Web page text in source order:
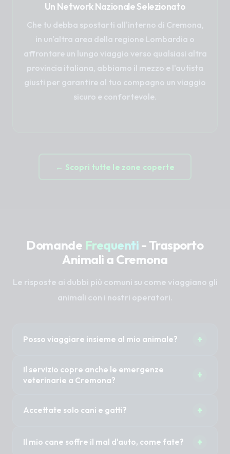
Un Network Nazionale Selezionato
Che tu debba spostarti all'interno di Cremona,
in un'altra area della regione Lombardia o
affrontare un lungo viaggio verso qualsiasi altra
provincia italiana, abbiamo il mezzo e l'autista
giusti per garantire al tuo compagno un viaggio
sicuro e confortevole.
← Scopri tutte le zone coperte
Domande Frequenti - Trasporto
Animali a Cremona
Le risposte ai dubbi più comuni su come viaggiano gli
animali con i nostri operatori.
Posso viaggiare insieme al mio animale? +
possono accompagnare il proprio animale
prenotazione per organizzare i posti a sedere.
Il servizio copre anche le emergenze
veterinarie a Cremona?
+
abbiamo sirene mediche). Tuttavia, previa
certamente trasportare in modo rapido e sicuro
Accettate solo cani e gatti? +
anche animali esotici, conigli, roditori o uccelli.
Il mio cane soffre il mal d'auto, come fate? +